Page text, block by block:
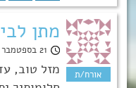
מתן
21 בספטמבר 2015, 0:01
מזל טוב, עד 120